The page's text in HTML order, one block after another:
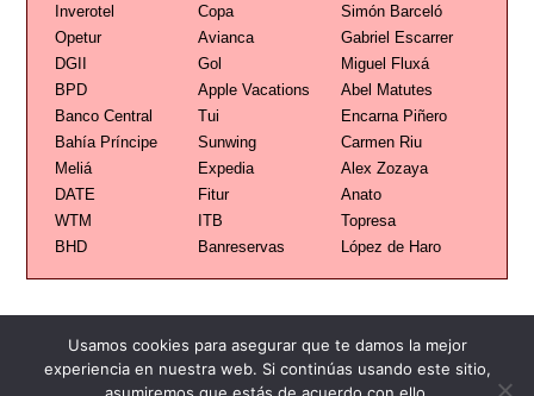
Inverotel
Copa
Simón Barceló
Opetur
Avianca
Gabriel Escarrer
DGII
Gol
Miguel Fluxá
BPD
Apple Vacations
Abel Matutes
Banco Central
Tui
Encarna Piñero
Bahía Príncipe
Sunwing
Carmen Riu
Meliá
Expedia
Alex Zozaya
DATE
Fitur
Anato
WTM
ITB
Topresa
BHD
Banreservas López de Haro
Usamos cookies para asegurar que te damos la mejor
experiencia en nuestra web. Si continúas usando este sitio,